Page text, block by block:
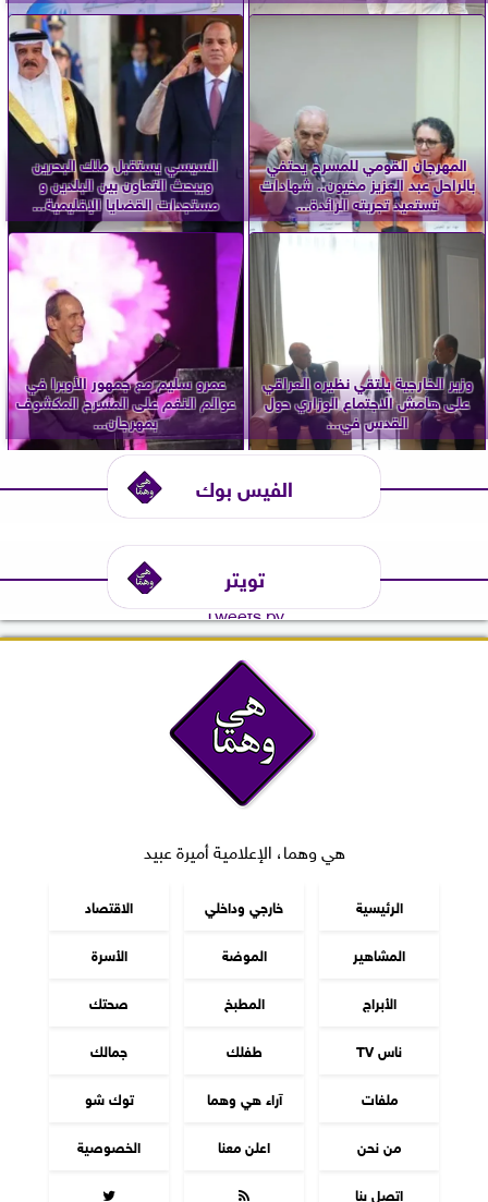
المهرجان القومي للمسرح يحتفي
بالراحل عبد العزيز مخيون.. شهادات
تستعيد تجربته الرائدة...
السيسي يستقبل ملك البحرين
ويبحث التعاون بين البلدين و
مستجدات القضايا الإقليمية...
وزير الخارجية يلتقي نظيره العراقي
على هامش الاجتماع الوزاري حول
القدس في...
عمرو سليم مع جمهور الأوبرا في
عوالم النغم على المسرح المكشوف
بمهرجان...
الفيس بوك
تويتر
Tweets by
هي وهما، الإعلامية أميرة عبيد
الرئيسية خارجي وداخلي
الاقتصاد
المشاهير
الموضة
الأسرة
الأبراج
المطبخ
صحتك
ناس TV
طفلك
جمالك
ملفات
آراء هي وهما
توك شو
من نحن
اعلن معنا
الخصوصية
اتصل بنا

